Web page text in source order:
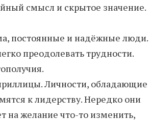
смысл и скрытое значение.
постоянные и надёжные люди.
преодолевать трудности.
Личности, обладающие
к лидерству. Нередко они
на желание что-то изменить,